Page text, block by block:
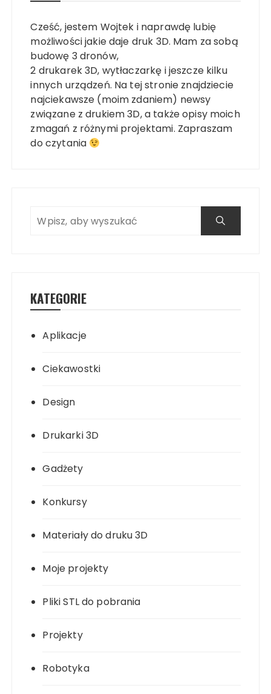
Cześć, jestem Wojtek i naprawdę lubię
możliwości jakie daje druk 3D. Mam za sobą
budowę 3 dronów,
2 drukarek 3D, wytłaczarkę i jeszcze kilku
innych urządzeń. Na tej stronie znajdziecie
najciekawsze (moim zdaniem) newsy
związane z drukiem 3D, a także opisy moich
zmagań z różnymi projektami. Zapraszam
do czytania
KATEGORIE
Aplikacje
Ciekawostki
Design
Drukarki 3D
Gadżety
Konkursy
Materiały do druku 3D
Moje projekty
Pliki STL do pobrania
Projekty
Robotyka